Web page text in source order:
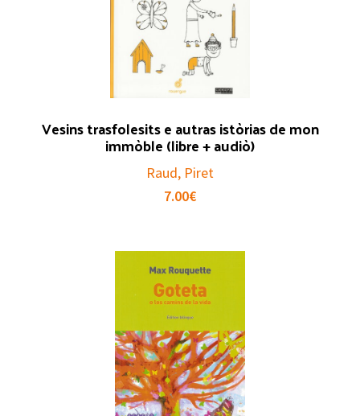
Vesins trasfolesits e autras istòrias de mon
immòble (libre + audiò)
Raud, Piret
7.00€